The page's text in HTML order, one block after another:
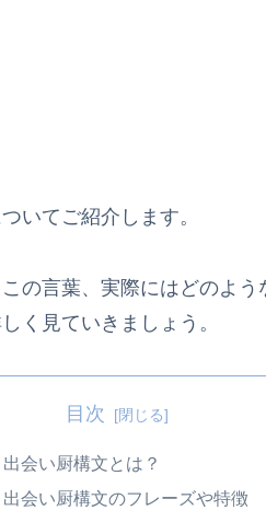
いてご紹介します。
の言葉、実際にはどのよう
く見ていきましょう。
目次
出会い厨構文とは？
出会い厨構文のフレーズや特徴